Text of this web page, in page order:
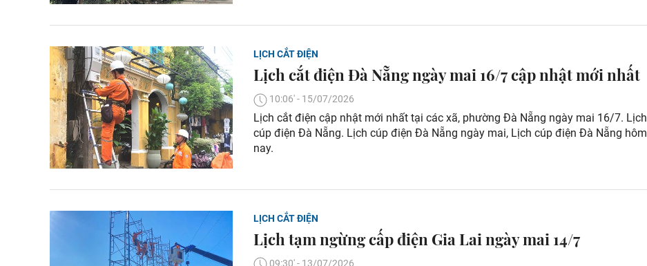
LỊCH CẮT ĐIỆN
Lịch cắt điện Đà Nẵng ngày mai 16/7 cập nhật mới nhất
10:06' - 15/07/2026
Lịch cắt điện cập nhật mới nhất tại các xã, phường Đà Nẵng ngày mai 16/7. Lịch
cúp điện Đà Nẵng. Lịch cúp điện Đà Nẵng ngày mai, Lịch cúp điện Đà Nẵng hôm
nay.
LỊCH CẮT ĐIỆN
Lịch tạm ngừng cấp điện Gia Lai ngày mai 14/7
09:30' - 13/07/2026